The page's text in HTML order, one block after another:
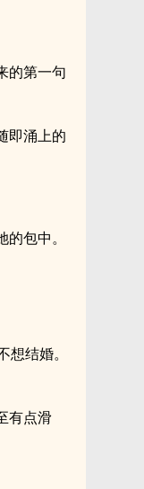
的第一句
即涌上的
包中。
结婚。
有点滑